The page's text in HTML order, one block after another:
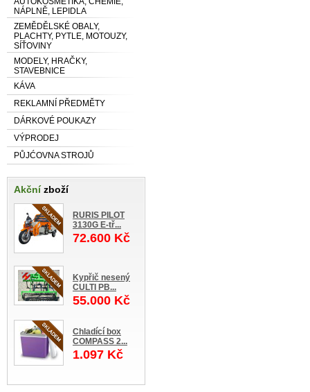
NÁPLNĚ, LEPIDLA
ZEMĚDĚLSKÉ OBALY,
PLACHTY, PYTLE, MOTOUZY,
SÍŤOVINY
MODELY, HRAČKY,
STAVEBNICE
KÁVA
REKLAMNÍ PŘEDMĚTY
DÁRKOVÉ POUKAZY
VÝPRODEJ
PŮJĆOVNA STROJŮ
Akčnízboží
RURIS PILOT
3130G E-tř...
72.600 Kč
Kypřič nesený
CULTI PB...
55.000 Kč
Chladící box
COMPASS 2...
1.097 Kč